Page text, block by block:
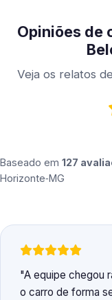
Opiniões de
Veja os relatos
Baseado em 127
Horizonte‑MG
A equipe chegou
o carro de forma